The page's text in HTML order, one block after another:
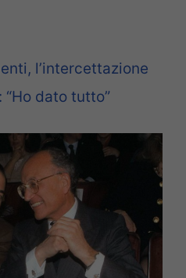
l’intercettazione
dato tutto”